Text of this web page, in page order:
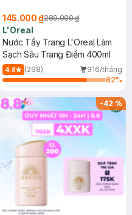
145.000 ₫289.000 ₫
L'Oreal
Nước Tẩy Trang L'Oreal Làm
Sạch Sâu Trang Điểm 400ml
4.8 (298)
916/tháng
82%
-42%